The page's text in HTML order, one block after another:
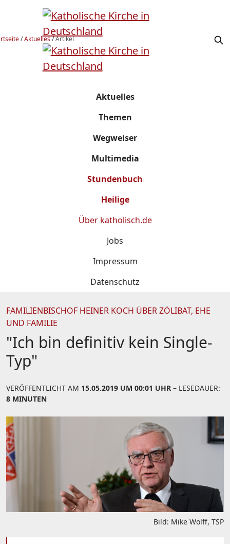
/Aktuelles/Artikel
Aktuelles
Themen
Wegweiser
Multimedia
Stundenbuch
Heilige
Über katholisch.de
Jobs
Impressum
Datenschutz
FAMILIENBISCHOF HEINER KOCH ÜBER ZÖLIBAT, EHE
UND FAMILIE
"Ich bin definitiv kein Single-
Typ"
VERÖFFENTLICHT AM 15.05.2019 UM 00:01 UHR – LESEDAUER:
8 MINUTEN
Bild: Mike Wolff, TSP